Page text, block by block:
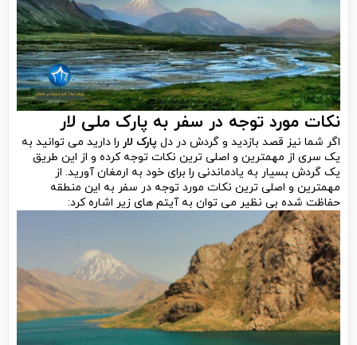
نکات مورد توجه در سفر به پارک ملی لار
اگر شما نیز قصد بازدید و گردش در دل پارک لار را دارید می توانید به
یک سری از مهمترین و اصلی ترین نکات توجه کرده و از این طریق
یک گردش بسیار به یادماندنی را برای خود به ارمغان آورید. از
مهمترین و اصلی ترین نکات مورد توجه در سفر به این منطقه
حفاظت شده بی نظیر می توان به آیتم های زیر اشاره کرد: